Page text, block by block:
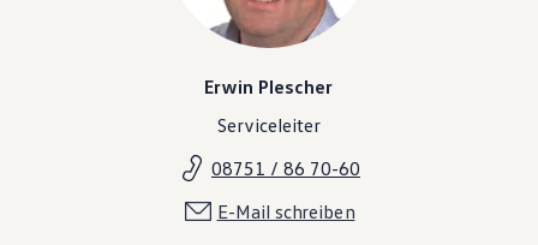
Erwin Plescher
Serviceleiter
08751 / 86 70-60
E-Mail schreiben